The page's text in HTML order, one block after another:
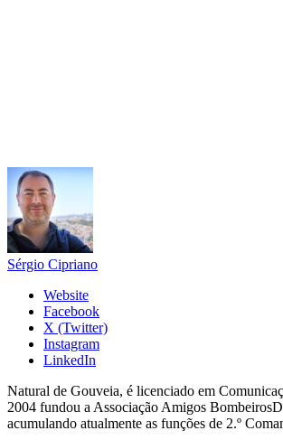
Sérgio Cipriano
Website
Facebook
X (Twitter)
Instagram
LinkedIn
Natural de Gouveia, é licenciado em
2004 fundou a Associação Amigos
acumulando atualmente as funções de 2.º